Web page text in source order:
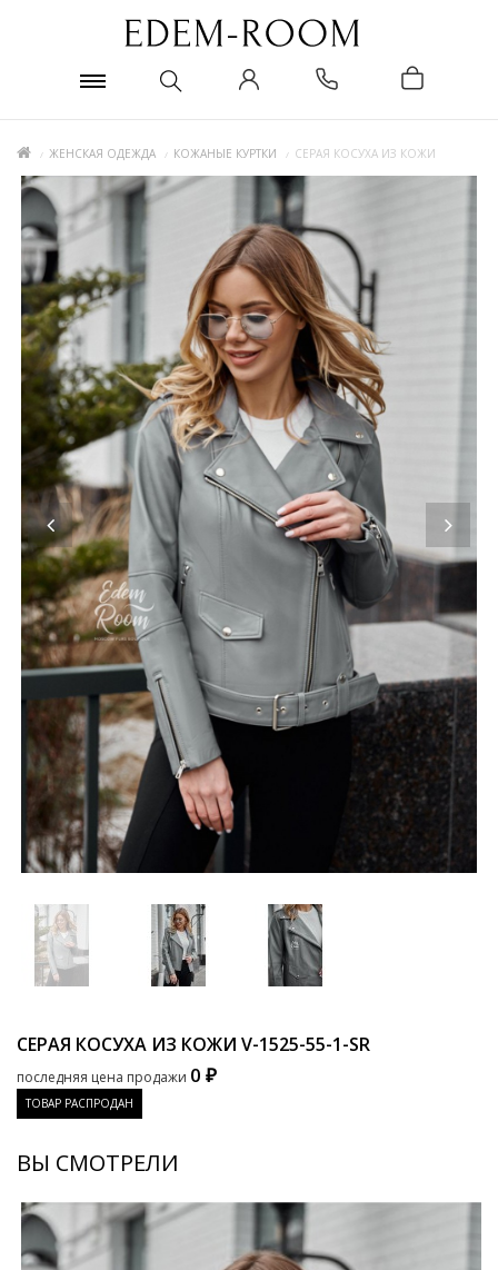
ЖЕНСКАЯ ОДЕЖДА КОЖАНЫЕ КУРТКИ СЕРАЯ КОСУХА ИЗ КОЖИ
СЕРАЯ КОСУХА ИЗ КОЖИ V-1525-55-1-SR
последняя цена продажи 0 ₽
ТОВАР РАСПРОДАН
ВЫ СМОТРЕЛИ